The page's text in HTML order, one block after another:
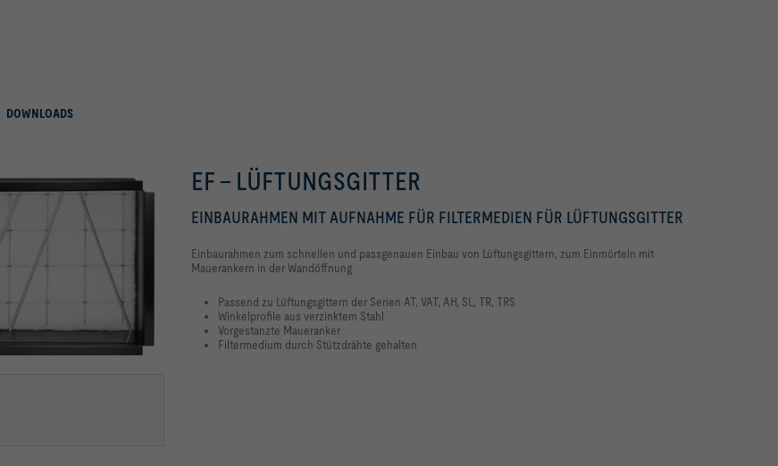
DOWNLOADS
EF – LÜFTUNGSGITTER
EINBAURAHMEN MIT AUFNAHME FÜR FILTERMEDIEN FÜR LÜFTUNGSGITTER
Einbaurahmen zum schnellen und passgenauen Einbau von Lüftungsgittern, zum Einmörteln mit
Mauerankern in der Wandöffnung
Passend zu Lüftungsgittern der Serien AT, VAT, AH, SL, TR, TRS
Winkelprofile aus verzinktem Stahl
Vorgestanzte Maueranker
Filtermedium durch Stützdrähte gehalten